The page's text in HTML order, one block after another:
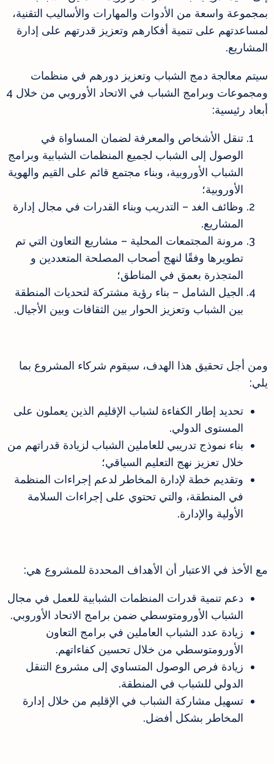
بمجموعة واسعة من الأدوات والمهارات والأساليب التقنية،
لمساعدتهم على تنمية أفكارهم وتعزيز قدرتهم على إدارة
المشاريع.
سيتم معالجة دمج الشباب وتعزيز دورهم في منظمات
ومجموعات وبرامج الشباب في الاتحاد الأوروبي من خلال 4
أبعاد رئيسية:
تنقل الأشخاص والمعرفة لضمان المساواة في
الوصول إلى الشباب لجميع المنظمات الشبابية وبرامج
الشباب الأوروبية، وبناء مجتمع قائم على القيم والهوية
الأوروبية؛
وظائف الغد – التدريب وبناء القدرات في مجال إدارة
المشاريع.
مرونة المجتمعات المحلية – مشاريع التعاون التي تم
تطويرها وفقًا لنهج أصحاب المصلحة المتعددين و
المتجذرة بعمق في المناطق؛
الجيل الشامل – بناء رؤية مشتركة لتحديات المنطقة
بين الشباب وتعزيز الحوار بين الثقافات وبين الأجيال.
ومن أجل تحقيق هذا الهدف، سيقوم شركاء المشروع بما
يلي:
تحديد إطار الكفاءة لشباب الإقليم الذين يعملون على
المستوى الدولي.
بناء نموذج تدريبي للعاملين الشباب لزيادة قدراتهم من
خلال تعزيز نهج التعليم السياقي؛
وتقديم خطة لإدارة المخاطر لدعم إجراءات المنظمة
في المنطقة، والتي تحتوي على إجراءات السلامة
الأولية والإدارة.
مع الأخذ في الاعتبار أن الأهداف المحددة للمشروع هي:
دعم تنمية قدرات المنظمات الشبابية للعمل في مجال
الشباب الأورومتوسطي ضمن برامج الاتحاد الأوروبي.
زيادة عدد الشباب العاملين في برامج التعاون
الأورومتوسطي من خلال تحسين كفاءاتهم.
زيادة فرص الوصول المتساوي إلى مشروع التنقل
الدولي للشباب في المنطقة.
تسهيل مشاركة الشباب في الإقليم من خلال إدارة
المخاطر بشكل أفضل.